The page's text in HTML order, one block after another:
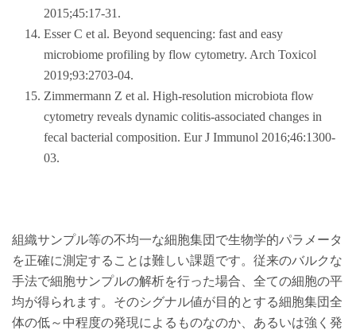
2015;45:17-31.
Esser C et al. Beyond sequencing: fast and easy
microbiome profiling by flow cytometry. Arch Toxicol
2019;93:2703-04.
Zimmermann Z et al. High-resolution microbiota flow
cytometry reveals dynamic colitis-associated changes in
fecal bacterial composition. Eur J Immunol 2016;46:1300-
03.
組織サンプル等の不均一な細胞集団で生物学的パラメータ
を正確に測定することは難しい課題です。従来のバルクな
手法で細胞サンプルの解析を行った場合、全ての細胞の平
均が得られます。そのシグナル値が目的とする細胞集団全
体の低～中程度の発現によるものなのか、あるいは強く発